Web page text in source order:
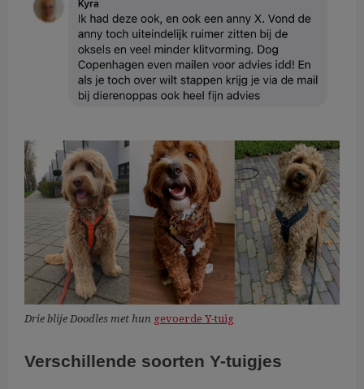
Drie blije Doodles met hun gevoerde Y-tuig
Verschillende soorten Y-tuigjes